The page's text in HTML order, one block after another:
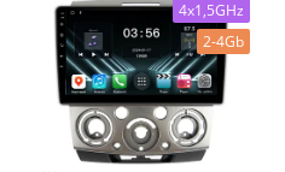
4x1,5GHz
2-4Gb